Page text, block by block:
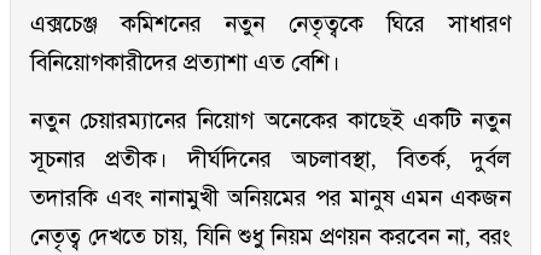
এক্সচেঞ্জ কমিশনের নতুন নেতৃত্বকে ঘিরে সাধারণ
বিনিয়োগকারীদের প্রত্যাশা এত বেশি।
নতুন চেয়ারম্যানের নিয়োগ অনেকের কাছেই একটি নতুন
সূচনার প্রতীক। দীর্ঘদিনের অচলাবস্থা, বিতর্ক, দুর্বল
তদারকি এবং নানামুখী অনিয়মের পর মানুষ এমন একজন
নেতৃত্ব দেখতে চায়, যিনি শুধু নিয়ম প্রণয়ন করবেন না, বরং